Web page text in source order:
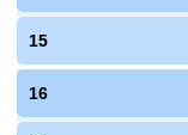
15
16